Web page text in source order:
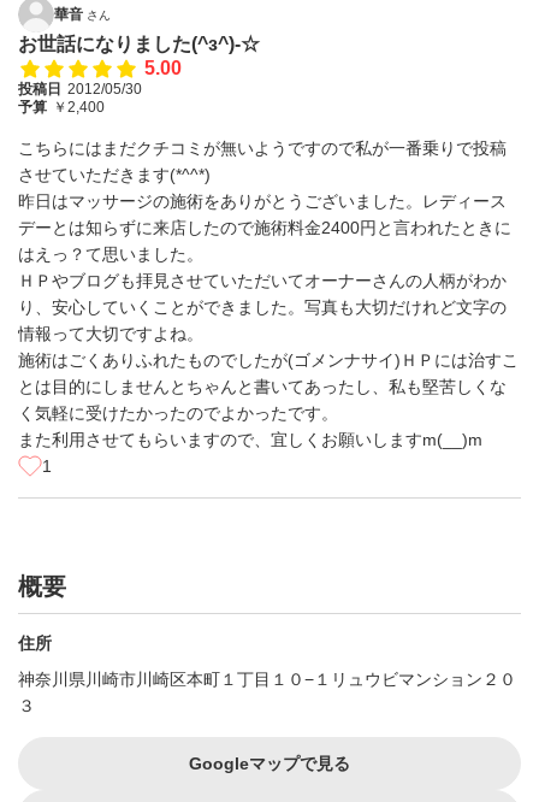
華音 さん
お世話になりました(^з^)-☆
5.00
投稿日 2012/05/30
予算 ￥2,400
こちらにはまだクチコミが無いようですので私が一番乗りで投稿
させていただきます(*^^*)
昨日はマッサージの施術をありがとうございました。レディース
デーとは知らずに来店したので施術料金2400円と言われたときに
はえっ？て思いました。
ＨＰやブログも拝見させていただいてオーナーさんの人柄がわか
り、安心していくことができました。写真も大切だけれど文字の
情報って大切ですよね。
施術はごくありふれたものでしたが(ゴメンナサイ)ＨＰには治すこ
とは目的にしませんとちゃんと書いてあったし、私も堅苦しくな
く気軽に受けたかったのでよかったです。
また利用させてもらいますので、宜しくお願いしますm(__)m
1
概要
住所
神奈川県川崎市川崎区本町１丁目１０−１リュウビマンション２０
３
Googleマップで見る